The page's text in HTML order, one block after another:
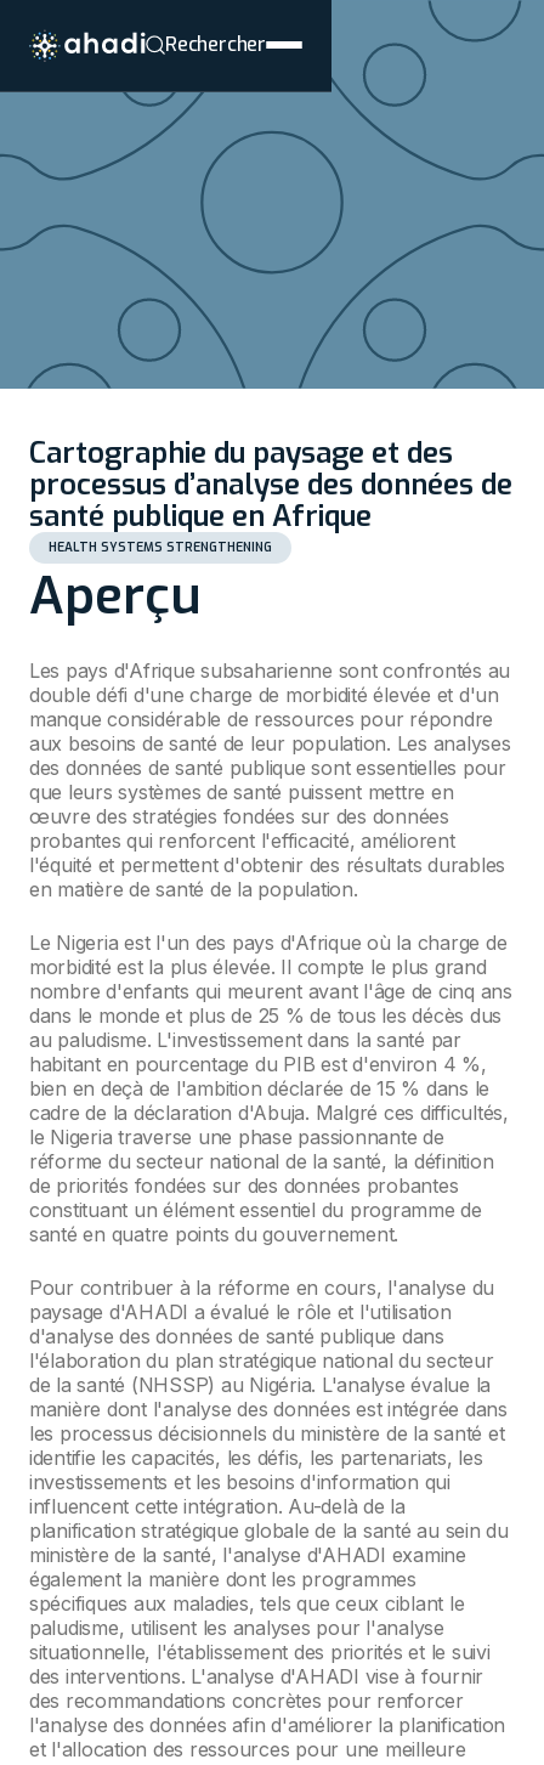
Rechercher
Cartographie du paysage et des
processus d’analyse des données de
santé publique en Afrique
HEALTH SYSTEMS STRENGTHENING
Aperçu
Les pays d'Afrique subsaharienne sont confrontés au
double défi d'une charge de morbidité élevée et d'un
manque considérable de ressources pour répondre
aux besoins de santé de leur population. Les analyses
des données de santé publique sont essentielles pour
que leurs systèmes de santé puissent mettre en
œuvre des stratégies fondées sur des données
probantes qui renforcent l'efficacité, améliorent
l'équité et permettent d'obtenir des résultats durables
en matière de santé de la population.
Le Nigeria est l'un des pays d'Afrique où la charge de
morbidité est la plus élevée. Il compte le plus grand
nombre d'enfants qui meurent avant l'âge de cinq ans
dans le monde et plus de 25 % de tous les décès dus
au paludisme. L'investissement dans la santé par
habitant en pourcentage du PIB est d'environ 4 %,
bien en deçà de l'ambition déclarée de 15 % dans le
cadre de la déclaration d'Abuja. Malgré ces difficultés,
le Nigeria traverse une phase passionnante de
réforme du secteur national de la santé, la définition
de priorités fondées sur des données probantes
constituant un élément essentiel du programme de
santé en quatre points du gouvernement.
Pour contribuer à la réforme en cours, l'analyse du
paysage d'AHADI a évalué le rôle et l'utilisation
d'analyse des données de santé publique dans
l'élaboration du plan stratégique national du secteur
de la santé (NHSSP) au Nigéria. L'analyse évalue la
manière dont l'analyse des données est intégrée dans
les processus décisionnels du ministère de la santé et
identifie les capacités, les défis, les partenariats, les
investissements et les besoins d'information qui
influencent cette intégration. Au-delà de la
planification stratégique globale de la santé au sein du
ministère de la santé, l'analyse d'AHADI examine
également la manière dont les programmes
spécifiques aux maladies, tels que ceux ciblant le
paludisme, utilisent les analyses pour l'analyse
situationnelle, l'établissement des priorités et le suivi
des interventions. L'analyse d'AHADI vise à fournir
des recommandations concrètes pour renforcer
l'analyse des données afin d'améliorer la planification
et l'allocation des ressources pour une meilleure